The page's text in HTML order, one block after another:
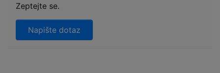
Zeptejte se.
Napište dotaz